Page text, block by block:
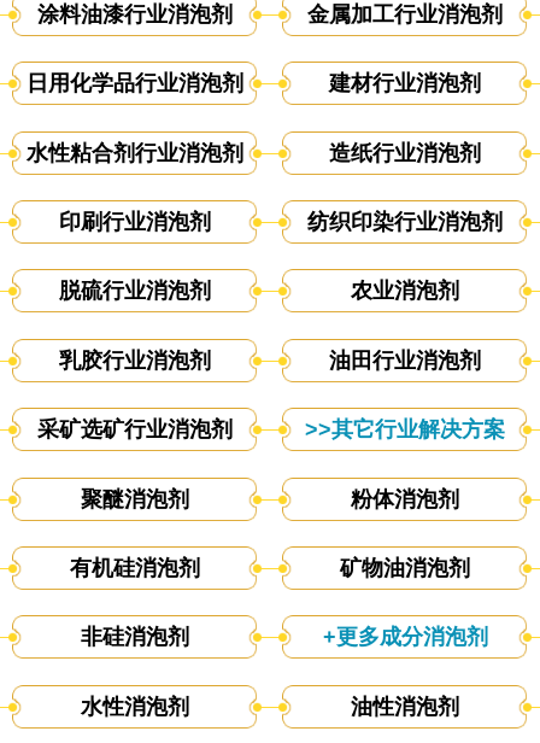
涂料油漆行业消泡剂 金属加工行业消泡剂
日用化学品行业消泡剂 建材行业消泡剂
水性粘合剂行业消泡剂 造纸行业消泡剂
印刷行业消泡剂 纺织印染行业消泡剂
脱硫行业消泡剂 农业消泡剂
乳胶行业消泡剂 油田行业消泡剂
采矿选矿行业消泡剂 >>其它行业解决方案
聚醚消泡剂 粉体消泡剂
有机硅消泡剂 矿物油消泡剂
非硅消泡剂 +更多成分消泡剂
水性消泡剂 油性消泡剂